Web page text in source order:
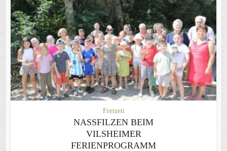
Freizeit
NASSFILZEN BEIM
VILSHEIMER
FERIENPROGRAMM